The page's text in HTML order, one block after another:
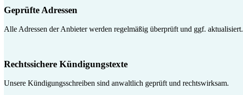
Geprüfte Adressen
Alle Adressen der Anbieter werden regelmäßig überprüft und ggf. aktualisiert.
Rechtssichere Kündigungstexte
Unsere Kündigungsschreiben sind anwaltlich geprüft und rechtswirksam.